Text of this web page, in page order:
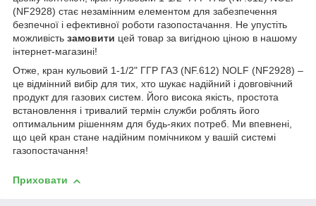
(NF2928) стає незамінним елементом для забезпечення
безпечної і ефективної роботи газопостачання. Не упустіть
можливість замовити цей товар за вигідною ціною в нашому
інтернет-магазині!
Отже, кран кульовий 1-1/2" ГГР ГАЗ (NF.612) NOLF (NF2928) –
це відмінний вибір для тих, хто шукає надійний і довговічний
продукт для газових систем. Його висока якість, простота
встановлення і тривалий термін служби роблять його
оптимальним рішенням для будь-яких потреб. Ми впевнені,
що цей кран стане надійним помічником у вашій системі
газопостачання!
Приховати